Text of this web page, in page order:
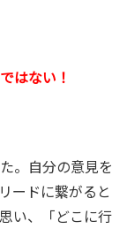
はない！
。自分の意見を
ードに繋がると
い、「どこに行